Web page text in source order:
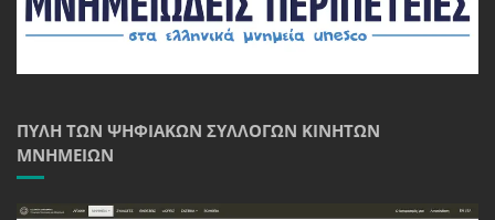
ΠΎΛΗ ΤΩΝ ΨΗΦΙΑΚΏΝ ΣΥΛΛΟΓΏΝ ΚΙΝΗΤΏΝ
ΜΝΗΜΕΊΩΝ